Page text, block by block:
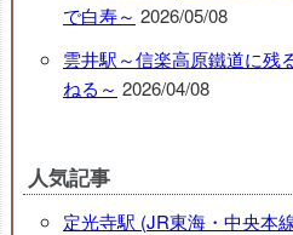
で白寿～ 2026/05/08
雲井駅～信楽高原鐵道に残
ねる～ 2026/04/08
人気記事
定光寺駅 (JR東海・中央本